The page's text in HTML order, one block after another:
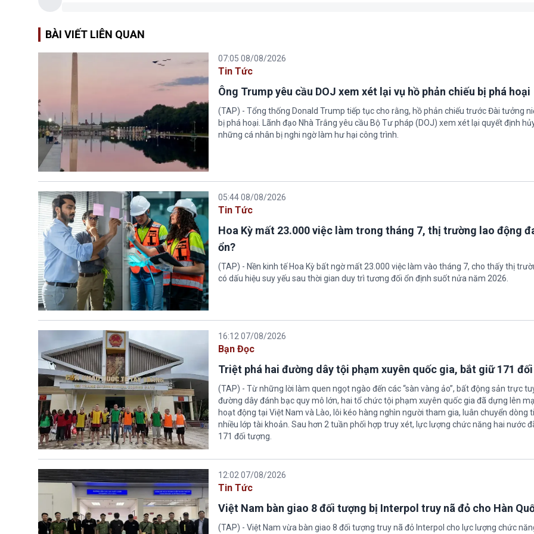
BÀI VIẾT LIÊN QUAN
07:05 08/08/2026
Tin Tức
Ông Trump yêu cầu DOJ xem xét lại vụ hồ phản chiếu bị phá hoại
(TAP) - Tổng thống Donald Trump tiếp tục cho rằng, hồ phản chiếu trước Đài tưởng
bị phá hoại. Lãnh đạo Nhà Trắng yêu cầu Bộ Tư pháp (DOJ) xem xét lại quyết định
những cá nhân bị nghi ngờ làm hư hại công trình.
05:44 08/08/2026
Tin Tức
Hoa Kỳ mất 23.000 việc làm trong tháng 7, thị trường lao động
ổn?
(TAP) - Nền kinh tế Hoa Kỳ bất ngờ mất 23.000 việc làm vào tháng 7, cho thấy thị
có dấu hiệu suy yếu sau thời gian duy trì tương đối ổn định suốt nửa năm 2026.
16:12 07/08/2026
Bạn Đọc
Triệt phá hai đường dây tội phạm xuyên quốc gia, bắt giữ 171
(TAP) - Từ những lời làm quen ngọt ngào đến các “sàn vàng ảo”, bất động sản trực
đường dây đánh bạc quy mô lớn, hai tổ chức tội phạm xuyên quốc gia đã dựng lên
hoạt động tại Việt Nam và Lào, lôi kéo hàng nghìn người tham gia, luân chuyển dòng
nhiều lớp tài khoản. Sau hơn 2 tuần phối hợp truy xét, lực lượng chức năng hai nước
171 đối tượng.
12:02 07/08/2026
Tin Tức
Việt Nam bàn giao 8 đối tượng bị Interpol truy nã đỏ cho Hàn
(TAP) - Việt Nam vừa bàn giao 8 đối tượng truy nã đỏ Interpol cho lực lượng chức